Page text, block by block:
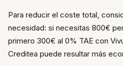
Para reducir el coste total,
necesidad: si necesitas 800€
primero 300€ al 0% TAE con
Creditea puede resultar más